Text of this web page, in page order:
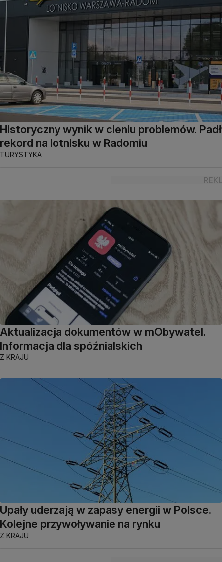
Historyczny wynik w cieniu problemów. Padł
rekord na lotnisku w Radomiu
TURYSTYKA
Aktualizacja dokumentów w mObywatel.
Informacja dla spóźnialskich
Z KRAJU
Upały uderzają w zapasy energii w Polsce.
Kolejne przywoływanie na rynku
Z KRAJU